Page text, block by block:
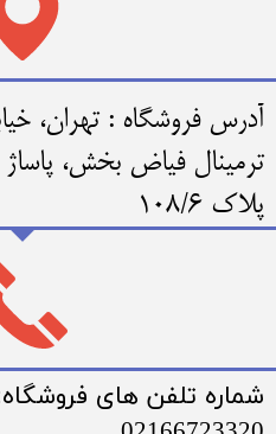
​​آدرس فروشگاه : تهران،
ترمینال فیاض بخش،
پلاک 108/6